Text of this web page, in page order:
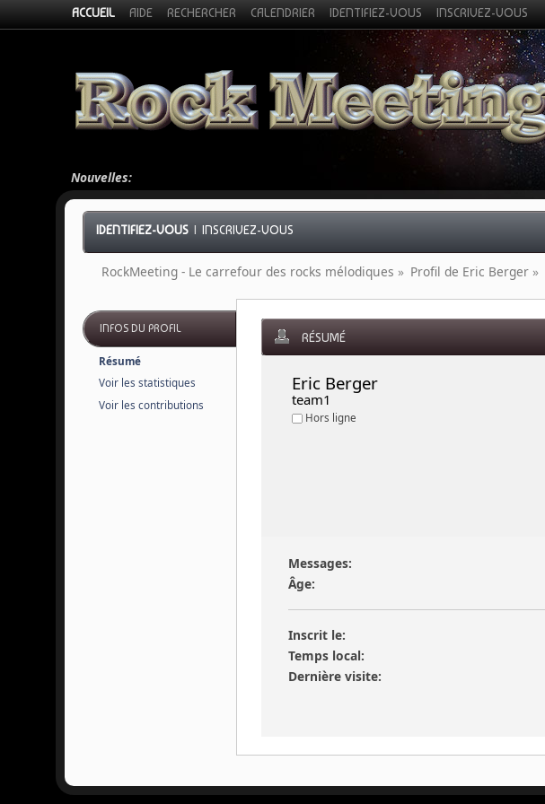
ACCUEIL AIDE RECHERCHER CALENDRIER IDENTIFIEZ-VOUS INSCRIVEZ-VOUS
Nouvelles:
IDENTIFIEZ-VOUS |INSCRIVEZ-VOUS
RockMeeting - Le carrefour des rocks mélodiques » Profil de Eric Berger »
INFOS DU PROFIL
Résumé
Voir les statistiques
Voir les contributions
RÉSUMÉ
Eric Berger
team1
Hors ligne
Messages:
Âge:
Inscrit le:
Temps local:
Dernière visite: